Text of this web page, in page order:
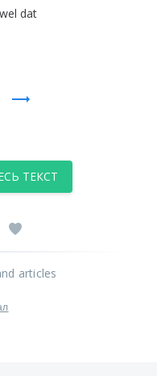
wel dat
ТЕКСТ
articles